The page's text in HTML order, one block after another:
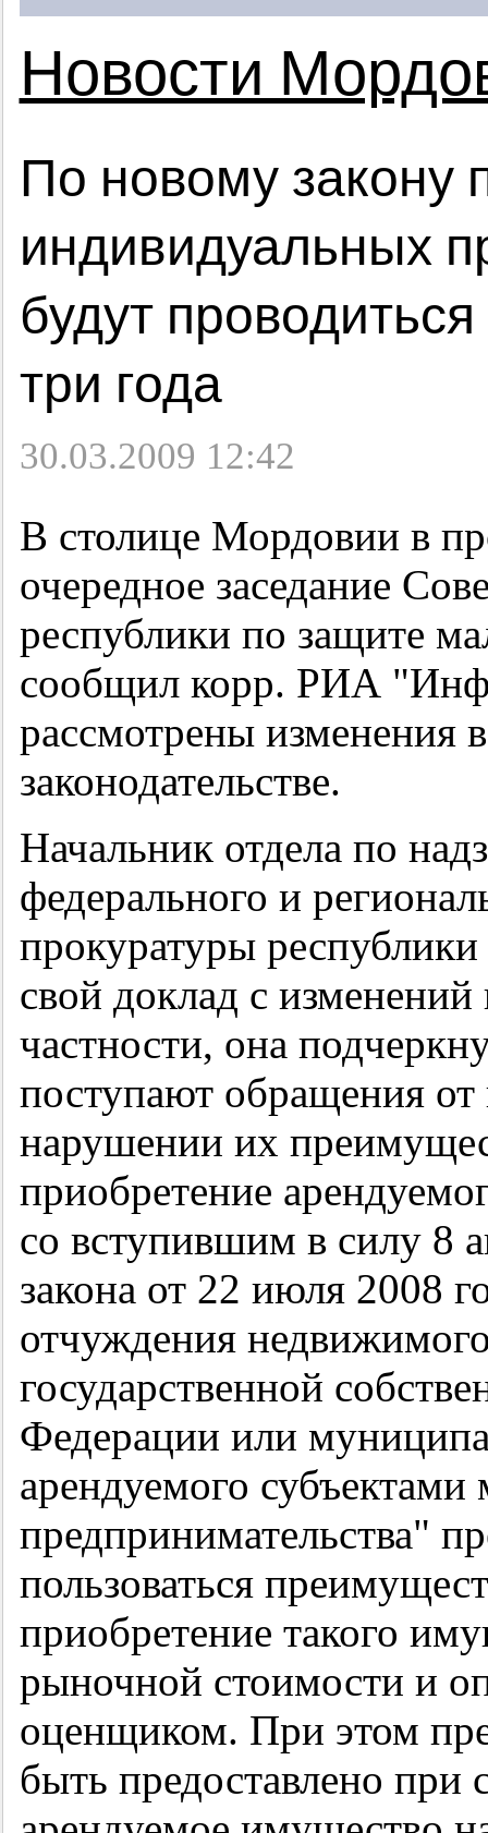
Новости
По новому закону
индивидуальных
будут
три года
30.03.2009 12:42
В столице Мордовии в
очередное заседание
республики по защите
сообщил корр. РИА
рассмотрены изменения
законодательстве.
Начальник отдела по
федерального и
прокуратуры
свой доклад с изменений
частности, она
поступают обращения
нарушении их
приобретение
со вступившим в силу 8
закона от 22 июля 2008
отчуждения
государственной
Федерации или
арендуемого субъектами
предпринимательства"
пользоваться
приобретение такого
рыночной стоимости и
оценщиком. При этом
быть предоставлено